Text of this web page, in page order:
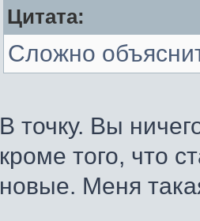
Цитата:
Сложно
В точку. Вы
кроме того, что
новые. Меня